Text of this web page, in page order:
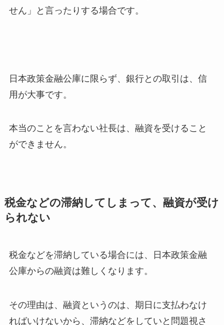
せん」と言ったりする場合です。
日本政策金融公庫に限らず、銀行との取引は、信
用が大事です。
本当のことを言わない社長は、融資を受けること
ができません。
税金などの滞納してしまって、融資が受け
られない
税金などを滞納している場合には、日本政策金融
公庫からの融資は難しくなります。
その理由は、融資というのは、期日に支払わなけ
ればいけないから、滞納などをしていと問題視さ